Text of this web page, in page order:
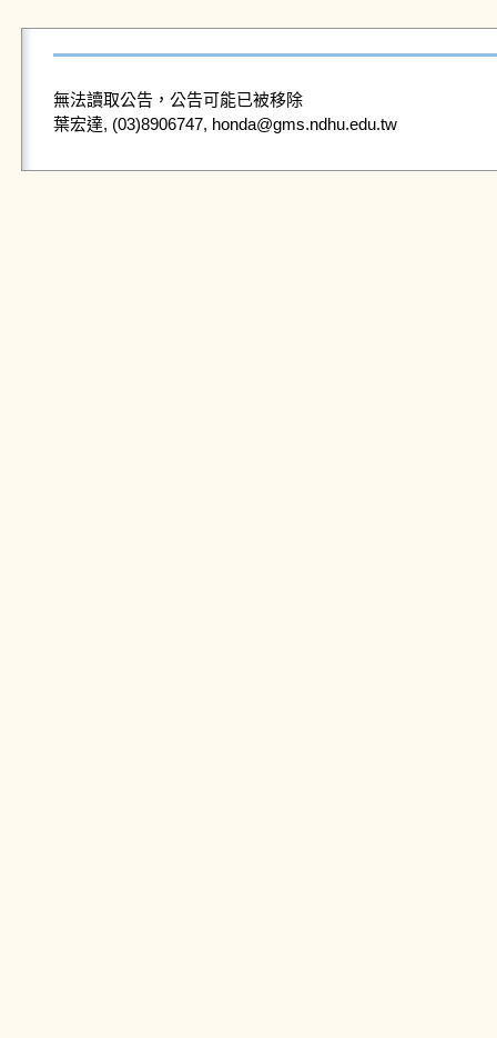
無法讀取公告，公告可能已被移除
葉宏達, (03)8906747, honda@gms.ndhu.edu.tw